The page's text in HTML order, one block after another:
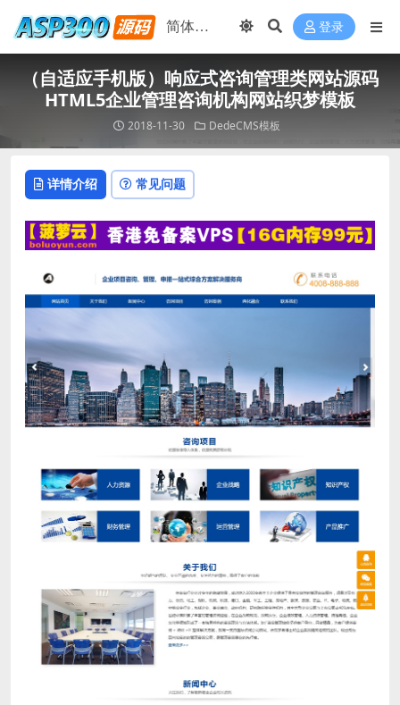
登录
（自适应手机版）响应式咨询管理类网站源码
HTML5企业管理咨询机构网站织梦模板
2018-11-30 DedeCMS模板
详情介绍 常见问题